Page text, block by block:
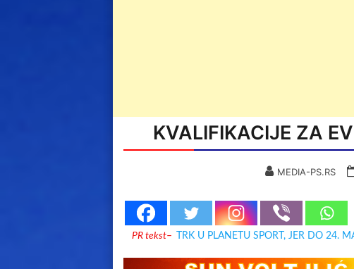
KVALIFIKACIJE ZA
MEDIA-PS.RS
PR tekst– TRK U PLANETU SPORT, JER DO 24.